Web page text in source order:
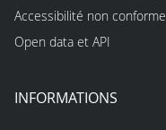
Accessibilité non conforme
Open data et API
INFORMATIONS